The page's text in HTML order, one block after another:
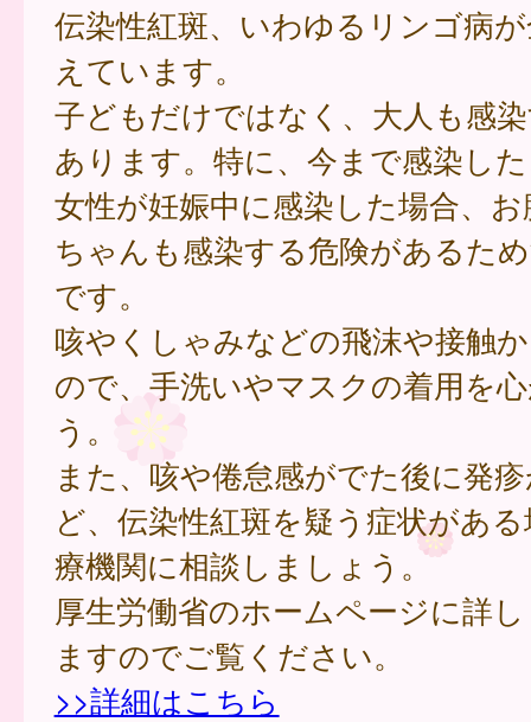
伝染性紅斑、いわゆるリンゴ病
えています。
子どもだけではなく、大人も感
あります。特に、今まで感染し
女性が妊娠中に感染した場合、
ちゃんも感染する危険があるた
です。
咳やくしゃみなどの飛沫や接触
ので、手洗いやマスクの着用を
う。
また、咳や倦怠感がでた後に発
ど、伝染性紅斑を疑う症状があ
療機関に相談しましょう。
厚生労働省のホームページに詳
ますのでご覧ください。
>>詳細はこちら